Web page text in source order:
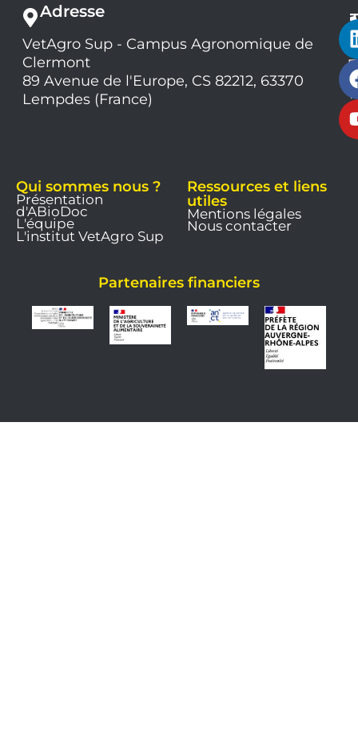
Adresse
VetAgro Sup - Campus Agronomique de
Clermont
89 Avenue de l'Europe, CS 82212, 63370
Lempdes (France)
Qui sommes nous ?
Présentation
d'ABioDoc
L'équipe
L'institut VetAgro Sup
Ressources et liens
utiles
Mentions légales
Nous contacter
Partenaires financiers